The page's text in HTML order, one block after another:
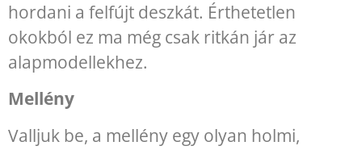
hordani a felfújt deszkát. Érthetetlen
okokból ez ma még csak ritkán jár az
alapmodellekhez.
Mellény
Valljuk be, a mellény egy olyan holmi,